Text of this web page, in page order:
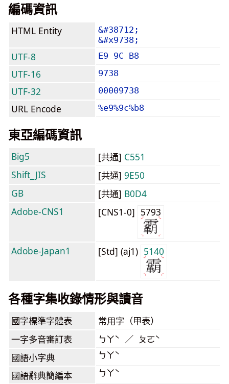
編碼資訊
HTML Entity
&#38712;
&#x9738;
UTF-8 E9 9C B8
UTF-16 9738
UTF-32 00009738
URL Encode %e9%9c%b8
東亞編碼資訊
Big5 [共通] C551
Shift_JIS
[共通] 9E50
GB
[共通] B0D4
Adobe-CNS1
[CNS1-0] 5793
Adobe-Japan1 [Std] (aj1) 5140
各種字集收錄情形與讀音
國字標準字體表 常用字（甲表）
一字多音審訂表 ㄅㄚˋ ／ ㄆㄛˋ
國語小字典 ㄅㄚˋ
國語辭典簡編本 ㄅㄚˋ